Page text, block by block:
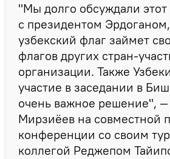
"Мы долго обсуждали этот
с президентом
узбекский флаг займет
флагов других стран-
организации. Также
участие в заседании в
очень важное решение", —
Мирзиёев на совместной
конференции со своим
коллегой Реджепом